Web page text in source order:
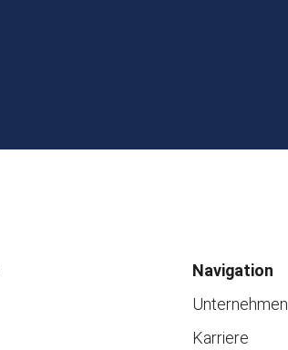
Navigation
Unternehmen
Karriere